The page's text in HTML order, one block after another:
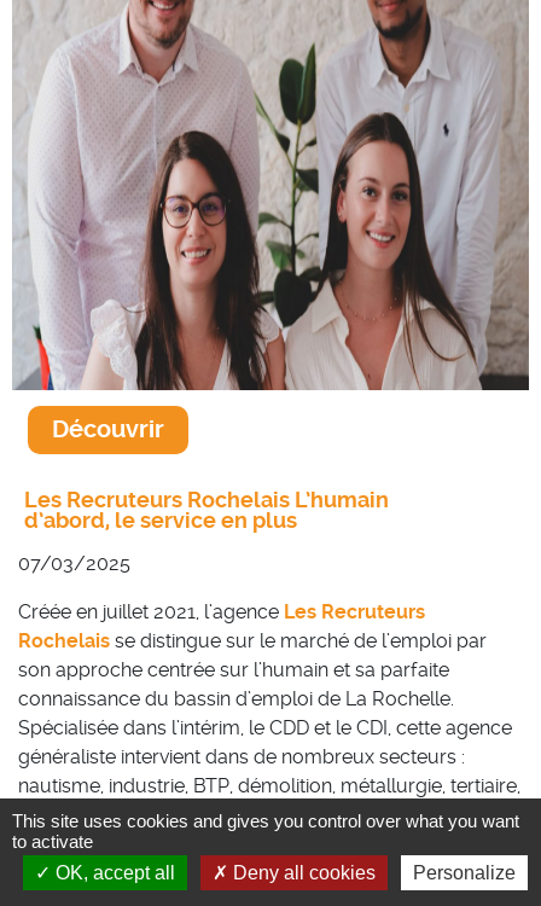
Découvrir
Les Recruteurs Rochelais L’humain
d’abord, le service en plus
07/03/2025
Créée en juillet 2021, l’agence Les Recruteurs
Rochelais se distingue sur le marché de l’emploi par
son approche centrée sur l’humain et sa parfaite
connaissance du bassin d’emploi de La Rochelle.
Spécialisée dans l’intérim, le CDD et le CDI, cette agence
généraliste intervient dans de nombreux secteurs :
nautisme, industrie, BTP, démolition, métallurgie, tertiaire,
commerce, hôtellerie-restauration, nettoyage, services à
la personne, transport-logistique et espaces verts.
This site uses cookies and gives you control over what you want
to activate
OK, accept all
Deny all cookies Personalize